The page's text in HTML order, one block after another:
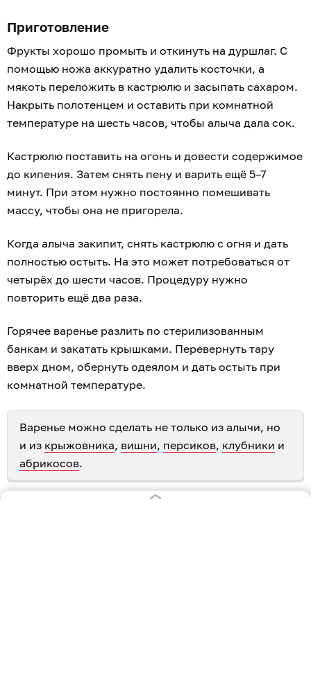
Приготовление
Фрукты хорошо промыть и откинуть на дуршлаг. С
помощью ножа аккуратно удалить косточки, а
мякоть переложить в кастрюлю и засыпать сахаром.
Накрыть полотенцем и оставить при комнатной
температуре на шесть часов, чтобы алыча дала сок.
Кастрюлю поставить на огонь и довести содержимое
до кипения. Затем снять пену и варить ещё 5–7
минут. При этом нужно постоянно помешивать
массу, чтобы она не пригорела.
Когда алыча закипит, снять кастрюлю с огня и дать
полностью остыть. На это может потребоваться от
четырёх до шести часов. Процедуру нужно
повторить ещё два раза.
Горячее варенье разлить по стерилизованным
банкам и закатать крышками. Перевернуть тару
вверх дном, обернуть одеялом и дать остыть при
комнатной температуре.
Варенье можно сделать не только из алычи, но
и из крыжовника, вишни, персиков, клубники и
абрикосов.